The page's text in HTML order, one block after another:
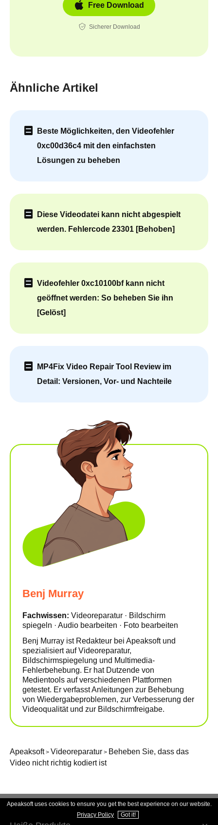
Free Download
Sicherer Download
Ähnliche Artikel
Beste Möglichkeiten, den Videofehler
0xc00d36c4 mit den einfachsten
Lösungen zu beheben
Diese Videodatei kann nicht abgespielt
werden. Fehlercode 23301 [Behoben]
Videofehler 0xc10100bf kann nicht
geöffnet werden: So beheben Sie ihn
[Gelöst]
MP4Fix Video Repair Tool Review im
Detail: Versionen, Vor- und Nachteile
Benj Murray
Fachwissen: Videoreparatur · Bildschirm
spiegeln · Audio bearbeiten · Foto bearbeiten
Benj Murray ist Redakteur bei Apeaksoft und
spezialisiert auf Videoreparatur,
Bildschirmspiegelung und Multimedia-
Fehlerbehebung. Er hat Dutzende von
Medientools auf verschiedenen Plattformen
getestet. Er verfasst Anleitungen zur Behebung
von Wiedergabeproblemen, zur Verbesserung der
Videoqualität und zur Bildschirmfreigabe.
Apeaksoft> Videoreparatur > Beheben Sie, dass das
Video nicht richtig kodiert ist
Apeaksoft uses cookies to ensure you get the best experience on our website.
Privacy Policy
Got it!